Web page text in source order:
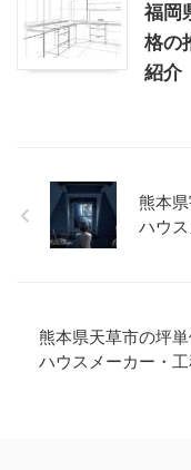
福岡
格の
紹介
熊本
ハウ
熊本県天草市の坪単
ハウスメーカー・